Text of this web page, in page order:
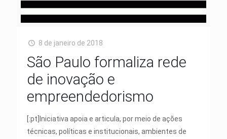
8 de janeiro de 2018
São Paulo formaliza rede
de inovação e
empreendedorismo
[:pt]Iniciativa apoia e articula, por meio de ações
técnicas, políticas e institucionais, ambientes de